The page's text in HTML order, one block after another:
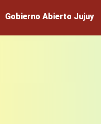
Gobierno Abierto Jujuy